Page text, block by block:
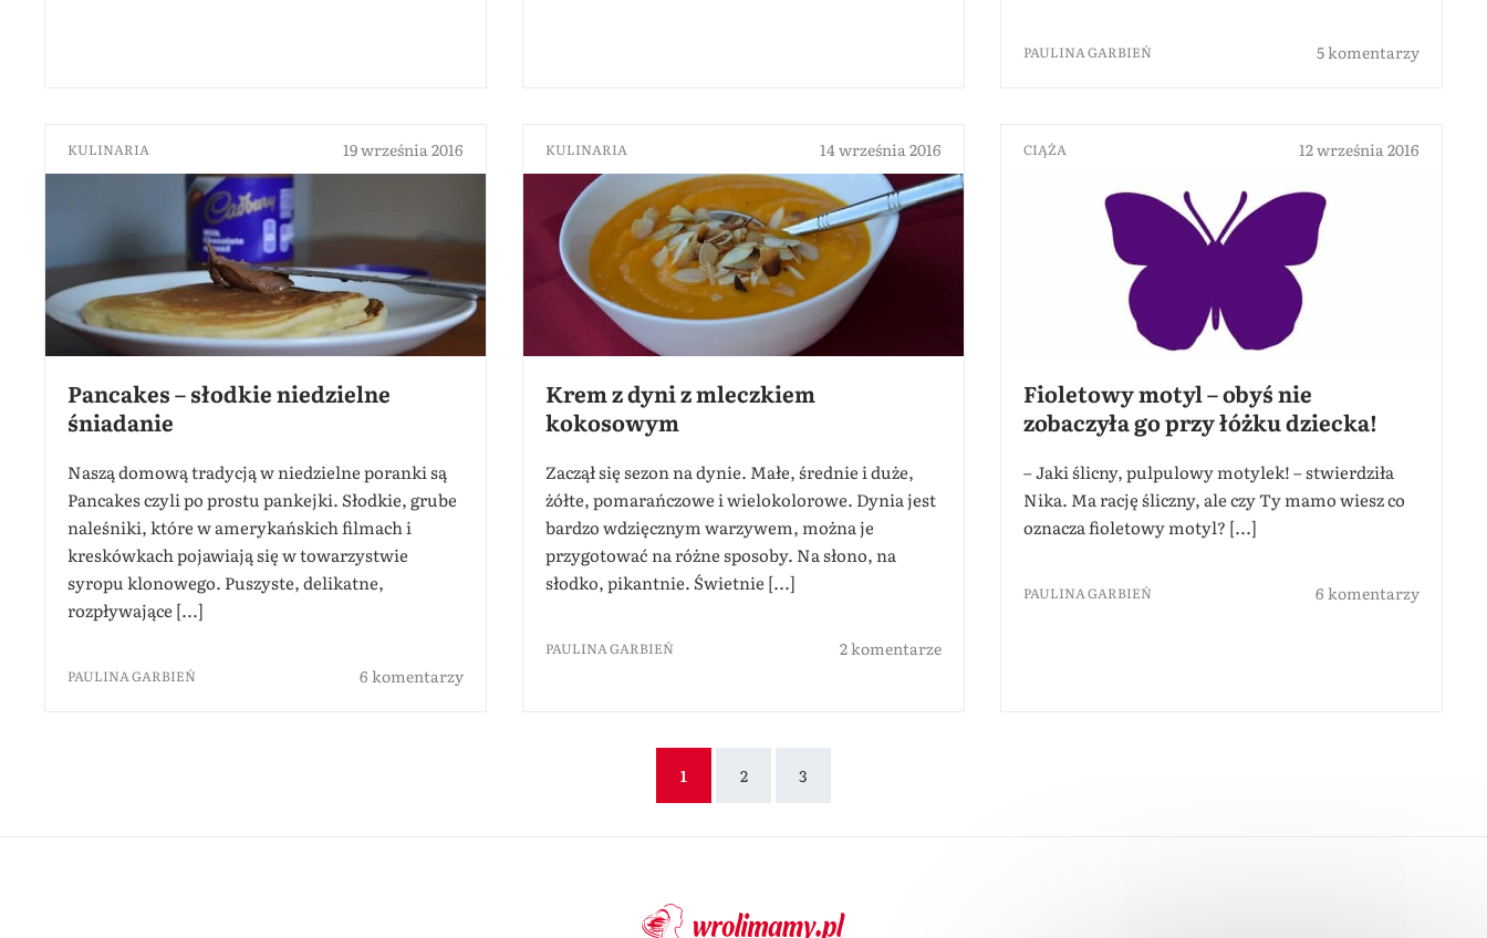
PAULINA GARBIEŃ 5 komentarzy
KULINARIA 19 września 2016
Pancakes – słodkie niedzielne
śniadanie
Naszą domową tradycją w niedzielne poranki są
Pancakes czyli po prostu pankejki. Słodkie, grube
naleśniki, które w amerykańskich filmach i
kreskówkach pojawiają się w towarzystwie
syropu klonowego. Puszyste, delikatne,
rozpływające [...]
PAULINA GARBIEŃ 6 komentarzy
KULINARIA 14 września 2016
Krem z dyni z mleczkiem
kokosowym
Zaczął się sezon na dynie. Małe, średnie i duże,
żółte, pomarańczowe i wielokolorowe. Dynia jest
bardzo wdzięcznym warzywem, można je
przygotować na różne sposoby. Na słono, na
słodko, pikantnie. Świetnie [...]
PAULINA GARBIEŃ 2 komentarze
CIĄŻA 12 września 2016
Fioletowy motyl – obyś nie
zobaczyła go przy łóżku dziecka!
– Jaki ślicny, pulpulowy motylek! – stwierdziła
Nika. Ma rację śliczny, ale czy Ty mamo wiesz co
oznacza fioletowy motyl? [...]
PAULINA GARBIEŃ 6 komentarzy
1 2 3